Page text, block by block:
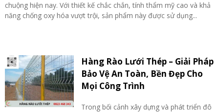
chuộng hiện nay. Với thiết kế chắc chắn, tính thẩm mỹ cao và khả
năng chống oxy hóa vượt trội, sản phẩm này được sử dụng...
Hàng Rào Lưới Thép – Giải Pháp
Bảo Vệ An Toàn, Bền Đẹp Cho
Mọi Công Trình
Trong bối cảnh xây dựng và phát triển đô